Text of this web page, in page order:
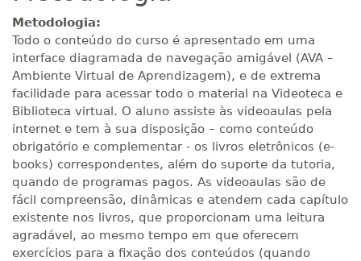
440 H 55dias
Metodologia:
Todo o conteúdo do curso é apresentado em uma
interface diagramada de navegação amigável (AVA –
Ambiente Virtual de Aprendizagem), e de extrema
facilidade para acessar todo o material na Videoteca e
Biblioteca virtual. O aluno assiste às videoaulas pela
internet e tem à sua disposição – como conteúdo
obrigatório e complementar - os livros eletrônicos (e-
books) correspondentes, além do suporte da tutoria,
quando de programas pagos. As videoaulas são de
fácil compreensão, dinâmicas e atendem cada capítulo
existente nos livros, que proporcionam uma leitura
agradável, ao mesmo tempo em que oferecem
exercícios para a fixação dos conteúdos (quando